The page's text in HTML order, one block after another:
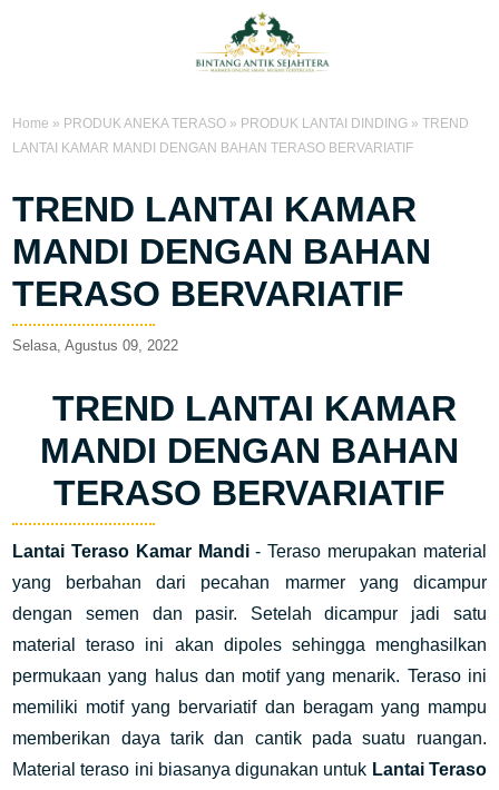
Home » PRODUK ANEKA TERASO » PRODUK LANTAI DINDING »TREND
LANTAI KAMAR MANDI DENGAN BAHAN TERASO BERVARIATIF
TREND LANTAI KAMAR
MANDI DENGAN BAHAN
TERASO BERVARIATIF
Selasa, Agustus 09, 2022
TREND LANTAI KAMAR
MANDI DENGAN BAHAN
TERASO BERVARIATIF
Lantai Teraso Kamar Mandi- Teraso merupakan material
yang berbahan dari pecahan marmer yang dicampur
dengan semen dan pasir. Setelah dicampur jadi satu
material teraso ini akan dipoles sehingga menghasilkan
permukaan yang halus dan motif yang menarik. Teraso ini
memiliki motif yang bervariatif dan beragam yang mampu
memberikan daya tarik dan cantik pada suatu ruangan.
Material teraso ini biasanya digunakan untuk Lantai Teraso